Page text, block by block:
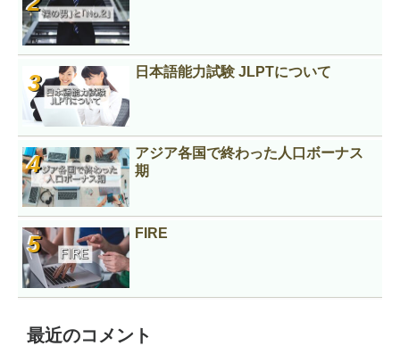
日本語能力試験 JLPTについて
アジア各国で終わった人口ボーナス
期
FIRE
最近のコメント